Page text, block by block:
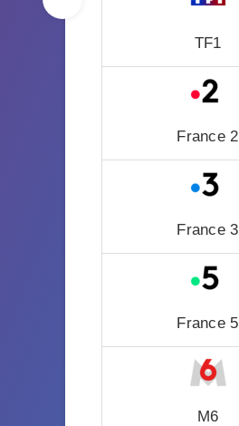
TF1
France 2
France 3
France 5
M6